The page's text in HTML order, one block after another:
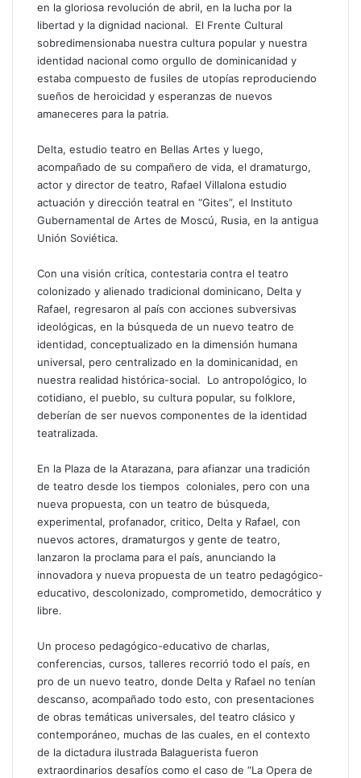
en la gloriosa revolución de abril, en la lucha por la
libertad y la dignidad nacional. El Frente Cultural
sobredimensionaba nuestra cultura popular y nuestra
identidad nacional como orgullo de dominicanidad y
estaba compuesto de fusiles de utopías reproduciendo
sueños de heroicidad y esperanzas de nuevos
amaneceres para la patria.
Delta, estudio teatro en Bellas Artes y luego,
acompañado de su compañero de vida, el dramaturgo,
actor y director de teatro, Rafael Villalona estudio
actuación y dirección teatral en “Gites”, el Instituto
Gubernamental de Artes de Moscú, Rusia, en la antigua
Unión Soviética.
Con una visión crítica, contestaria contra el teatro
colonizado y alienado tradicional dominicano, Delta y
Rafael, regresaron al país con acciones subversivas
ideológicas, en la búsqueda de un nuevo teatro de
identidad, conceptualizado en la dimensión humana
universal, pero centralizado en la dominicanidad, en
nuestra realidad histórica-social. Lo antropológico, lo
cotidiano, el pueblo, su cultura popular, su folklore,
deberían de ser nuevos componentes de la identidad
teatralizada.
En la Plaza de la Atarazana, para afianzar una tradición
de teatro desde los tiempos coloniales, pero con una
nueva propuesta, con un teatro de búsqueda,
experimental, profanador, critico, Delta y Rafael, con
nuevos actores, dramaturgos y gente de teatro,
lanzaron la proclama para el país, anunciando la
innovadora y nueva propuesta de un teatro pedagógico-
educativo, descolonizado, comprometido, democrático y
libre.
Un proceso pedagógico-educativo de charlas,
conferencias, cursos, talleres recorrió todo el país, en
pro de un nuevo teatro, donde Delta y Rafael no tenían
descanso, acompañado todo esto, con presentaciones
de obras temáticas universales, del teatro clásico y
contemporáneo, muchas de las cuales, en el contexto
de la dictadura ilustrada Balaguerista fueron
extraordinarios desafíos como el caso de “La Opera de